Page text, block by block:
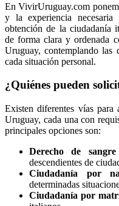
En VivirUruguay.com
y la experiencia necesaria
obtención de la ciudadanía
de forma clara y ordenada
Uruguay, contemplando las
cada situación personal.
¿Quiénes pueden
Existen diferentes vías para
Uruguay, cada una con
principales opciones son:
Derecho de
descendientes de
Ciudadanía por
determinadas
Ciudadanía por